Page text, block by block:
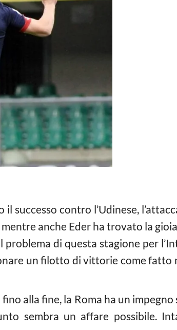
il successo contro l’Udinese,
anche Eder ha trovato la
di questa stagione per
un filotto di vittorie come fatto
alla fine, la Roma ha un impegno
sembra un affare possibile.